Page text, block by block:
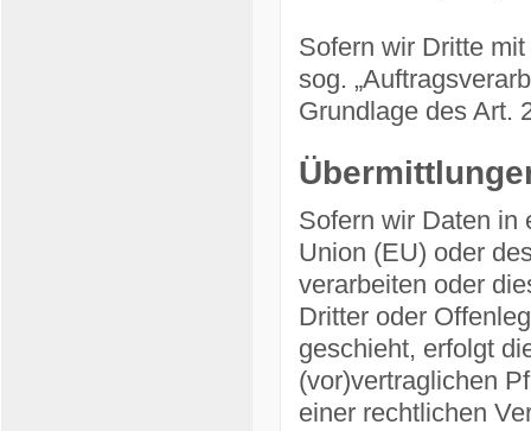
Sofern wir Dritte
sog.
Grundlage des Art.
Sofern wir Daten in
Union (EU) oder
verarbeiten oder
Dritter oder
geschieht, erfolgt
(vor)vertraglichen
einer rechtlichen